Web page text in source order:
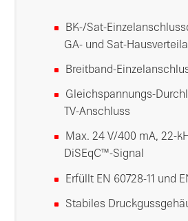
BK-/Sat-
GA- und Sat-
Breitband-
Gleichspannungs-
TV-Anschluss
Max. 24 V/400 mA, 22-
DiSEqC™-Signal
Erfüllt EN 60728-11 und
Stabiles